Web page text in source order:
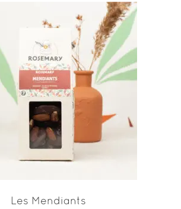
AJOUTER AU PANIER
Les Mendiants